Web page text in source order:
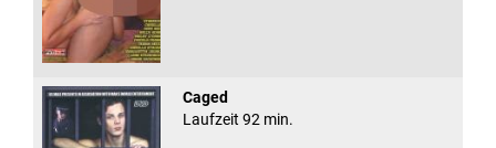
Caged
Laufzeit 92 min.